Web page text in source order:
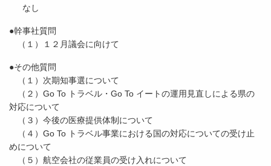
なし
●幹事社質問
（１）１２月議会に向けて
●その他質問
（１）次期知事選について
（２）Go To トラベル・Go To イートの運用見直しによる県の
対応について
（３）今後の医療提供体制について
（４）Go To トラベル事業における国の対応についての受け止
めについて
（５）航空会社の従業員の受け入れについて